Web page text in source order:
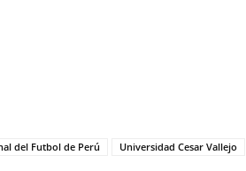
del Futbol de Perú Universidad Cesar Vallejo